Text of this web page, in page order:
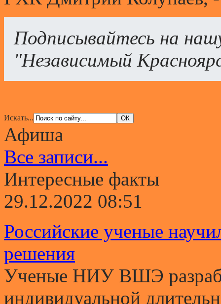
Подписывайтесь на
"Независимый
Искать...
Афиша
Все записи...
Интересные факты
29.12.2022 08:51
Российские ученые
решения
Ученые НИУ ВШЭ
индивидуальной